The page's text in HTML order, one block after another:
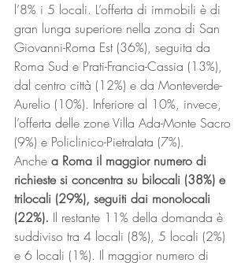
l’8% i 5 locali. L’offerta di immobili è di
gran lunga superiore nella zona di San
Giovanni-Roma Est (36%), seguita da
Roma Sud e Prati-Francia-Cassia (13%),
dal centro città (12%) e da Monteverde-
Aurelio (10%). Inferiore al 10%, invece,
l’offerta delle zone Villa Ada-Monte Sacro
(9%) e Policlinico-Pietralata (7%).
Anche a Roma il maggior numero di
richieste si concentra su bilocali (38%) e
trilocali (29%), seguiti dai monolocali
(22%). Il restante 11% della domanda è
suddiviso tra 4 locali (8%), 5 locali (2%)
e 6 locali (1%). Il maggior numero di